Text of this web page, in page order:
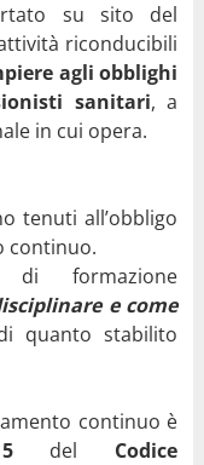
su sito del
riconducibili
agli obblighi
sanitari, a
in cui opera.
tenuti all’obbligo
continuo.
formazione
e come
quanto stabilito
continuo è
5 del Codice